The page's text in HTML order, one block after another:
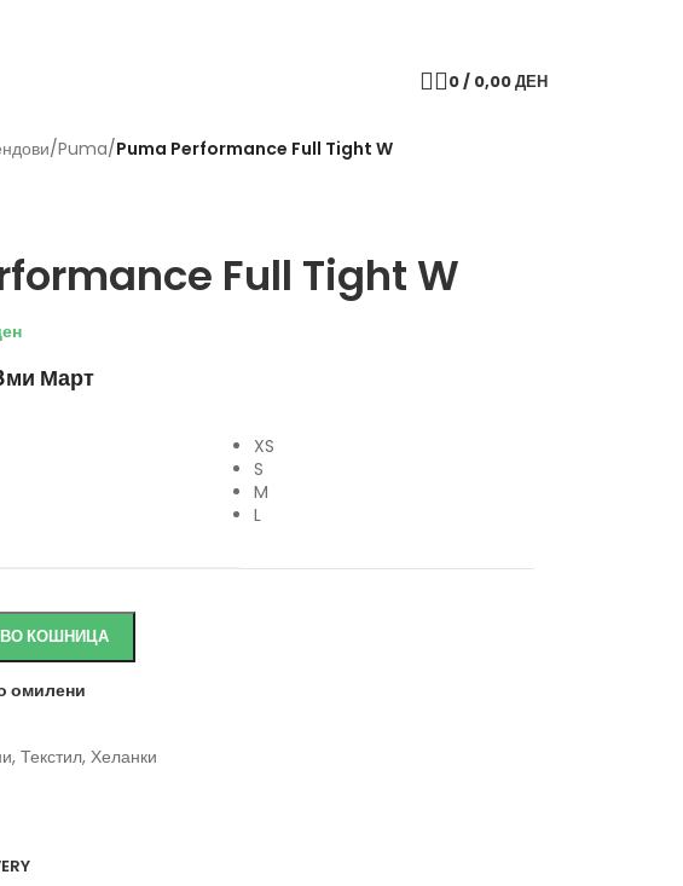
0/ 0,00ДЕН
/Puma/Puma Performance Full Tight W
Full Tight W
Март
XS
S
M
L
КОШНИЦА
омилени
, Текстил, Хеланки